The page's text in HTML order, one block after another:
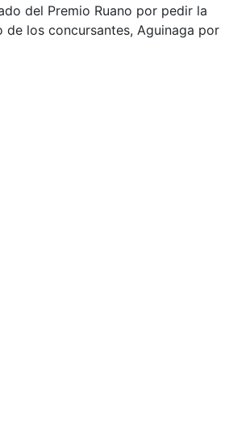
del Premio Ruano por pedir la
de los concursantes, Aguinaga por